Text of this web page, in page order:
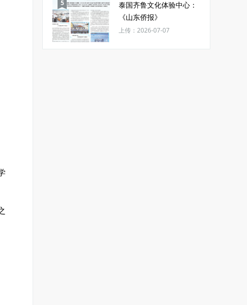
5
泰国齐鲁文化体验中心：
《山东侨报》
上传：2026-07-07